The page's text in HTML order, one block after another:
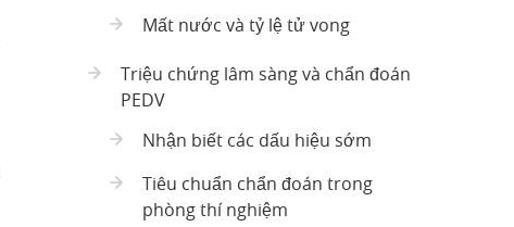
Mất nước và tỷ lệ tử vong
Triệu chứng lâm sàng và chẩn đoán
PEDV
Nhận biết các dấu hiệu sớm
Tiêu chuẩn chẩn đoán trong
phòng thí nghiệm